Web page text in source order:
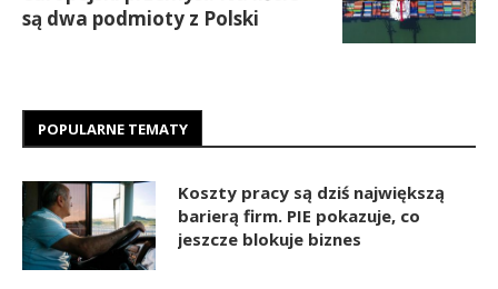
są dwa podmioty z Polski
POPULARNE TEMATY
Koszty pracy są dziś największą
barierą firm. PIE pokazuje, co
jeszcze blokuje biznes